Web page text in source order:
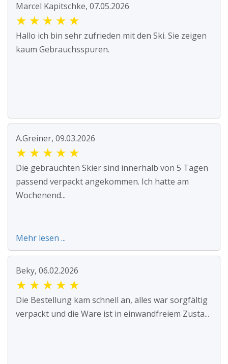
Marcel Kapitschke, 07.05.2026
★ ★ ★ ★ ★
Hallo ich bin sehr zufrieden mit den Ski. Sie zeigen
kaum Gebrauchsspuren.
A.Greiner, 09.03.2026
★ ★ ★ ★ ★
Die gebrauchten Skier sind innerhalb von 5 Tagen
passend verpackt angekommen. Ich hatte am
Wochenend...
Mehr lesen ...
Beky, 06.02.2026
★ ★ ★ ★ ★
Die Bestellung kam schnell an, alles war sorgfältig
verpackt und die Ware ist in einwandfreiem Zusta...